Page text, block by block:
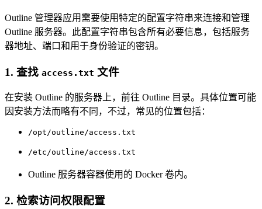
Outline 管理器应用需要使用特定的配置字符串来连接和管理
Outline 服务器。此配置字符串包含所有必要信息，包括服务
器地址、端口和用于身份验证的密钥。
1. 查找 access.txt 文件
在安装 Outline 的服务器上，前往 Outline 目录。具体位置可能
因安装方法而略有不同，不过，常见的位置包括：
/opt/outline/access.txt
/etc/outline/access.txt
Outline 服务器容器使用的 Docker 卷内。
2. 检索访问权限配置